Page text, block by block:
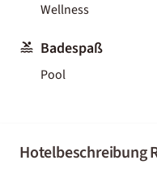
Wellness
Badespaß
Pool
Hotelbeschreibung